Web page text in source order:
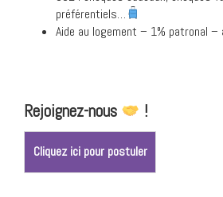
préférentiels…
Aide au logement – 1% patronal
Rejoignez-nous !
Cliquez ici pour postuler